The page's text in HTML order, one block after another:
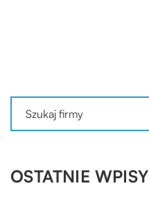
OSTATNIE WPISY